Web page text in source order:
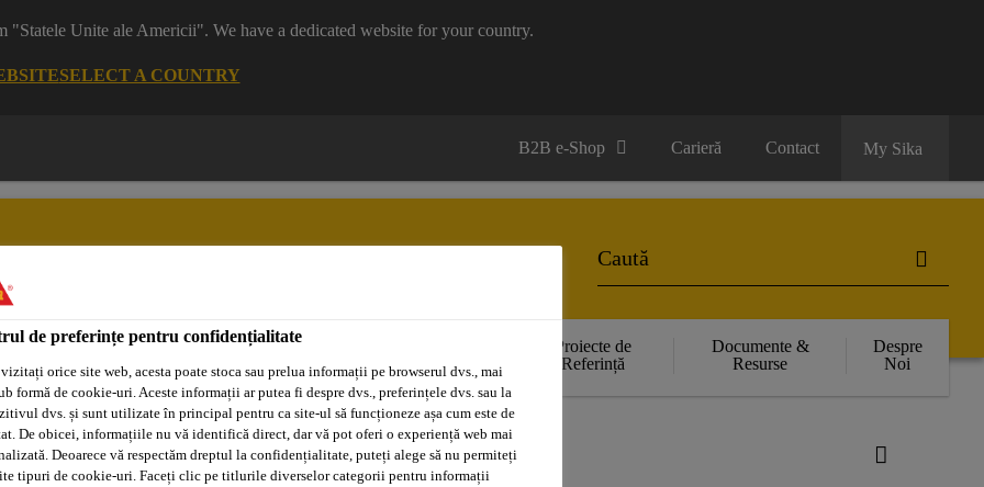
"Statele Unite ale Americii". We have a dedicated website for your country.
SELECT A COUNTRY
B2B e-Shop Carieră Contact My Sika
Sisteme
Adeplast
Distribuitori/Aplicatori
Autorizați
Purform®
Proiecte de
Referință
Documente &
Resurse
Despre
Noi
Sika® Injection-307
de preferințe pentru confidențialitate
orice site web, acesta poate stoca sau prelua informații pe browserul dvs., mai
formă de cookie-uri. Aceste informații ar putea fi despre dvs., preferințele dvs. sau la
dvs. și sunt utilizate în principal pentru ca site-ul să funcționeze așa cum este de
De obicei, informațiile nu vă identifică direct, dar vă pot oferi o experiență web mai
Deoarece vă respectăm dreptul la confidențialitate, puteți alege să nu permiteți
tipuri de cookie-uri. Faceți clic pe titlurile diverselor categorii pentru informații